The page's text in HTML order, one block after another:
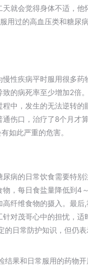
就会觉得身体不适，
用过的高血压类和糖尿
性疾病平时服用很多
的病死率至少增加2
中，发生的无法逆转
伤口，治疗了8个月才
如此严重的危害。
病的日常饮食需要特
，每日食盐量降低到
纤维食物的摄入。最
对茂哥心中的担忧，
日常防护知识，但仍
结果和日常服用的药物